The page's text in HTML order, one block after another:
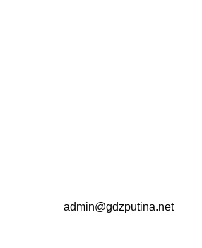
admin@gdzputina.net